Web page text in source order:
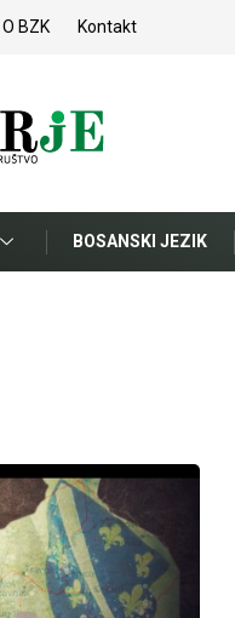
O BZK Kontakt
BOSANSKI JEZIK